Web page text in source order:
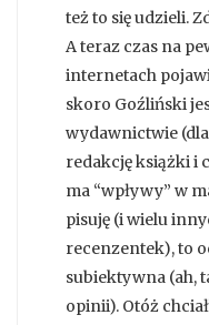
też to się udzieli.
A teraz czas na
internetach
skoro Goźliński
wydawnictwie
redakcję książki i
ma “wpływy” w
pisuję (i wielu
recenzentek), to
subiektywna (ah,
opinii). Otóż